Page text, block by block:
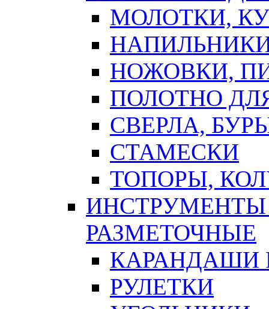
МОЛОТКИ,
НОЖОВКИ,
ПОЛОТНО
СВЕРЛА,
СТАМЕСКИ
ТОПОРЫ,
ИНСТРУМЕНТЫ
РАЗМЕТОЧНЫЕ
КАРАНДАШИ
РУЛЕТКИ